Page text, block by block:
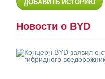
ДОБАВИТЬ ИСТОРИЮ
Новости о BYD